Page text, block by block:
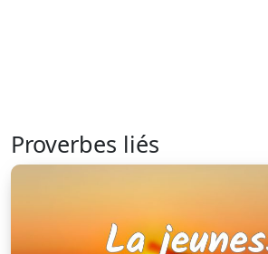
Proverbes liés